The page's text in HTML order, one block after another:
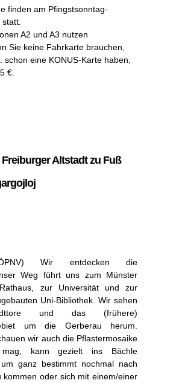
finden am Pfingstsonntag-
A2 und A3 nutzen
Sie keine Fahrkarte brauchen,
schon eine KONUS-Karte haben,
€.
Altstadt zu Fuß
Wir entdecken die
Weg führt uns zum Münster
zur Universität und zur
Uni-Bibliothek. Wir sehen
und das (frühere)
um die Gerberau herum.
wir auch die Pflastermosaike
kann gezielt ins Bächle
ganz bestimmt nochmal nach
kommen oder sich mit einem/einer